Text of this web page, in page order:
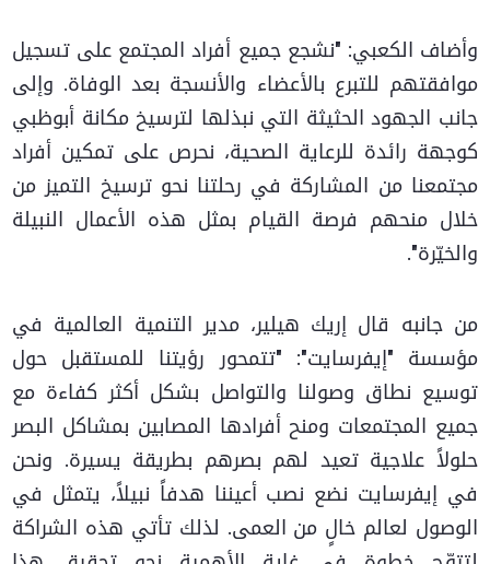
وأضاف الكعبي: "نشجع جميع أفراد المجتمع على تسجيل
موافقتهم للتبرع بالأعضاء والأنسجة بعد الوفاة. وإلى
جانب الجهود الحثيثة التي نبذلها لترسيخ مكانة أبوظبي
كوجهة رائدة للرعاية الصحية، نحرص على تمكين أفراد
مجتمعنا من المشاركة في رحلتنا نحو ترسيخ التميز من
خلال منحهم فرصة القيام بمثل هذه الأعمال النبيلة
والخيّرة".
من جانبه قال إريك هيلير، مدير التنمية العالمية في
مؤسسة "إيفرسايت": "تتمحور رؤيتنا للمستقبل حول
توسيع نطاق وصولنا والتواصل بشكل أكثر كفاءة مع
جميع المجتمعات ومنح أفرادها المصابين بمشاكل البصر
حلولاً علاجية تعيد لهم بصرهم بطريقة يسيرة. ونحن
في إيفرسايت نضع نصب أعيننا هدفاً نبيلاً، يتمثل في
الوصول لعالم خالٍ من العمى. لذلك تأتي هذه الشراكة